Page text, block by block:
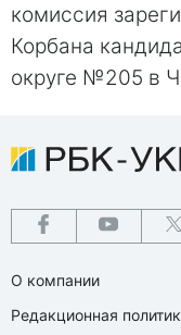
комиссия
Корбана
округе №205 в
О компании
Редакционная